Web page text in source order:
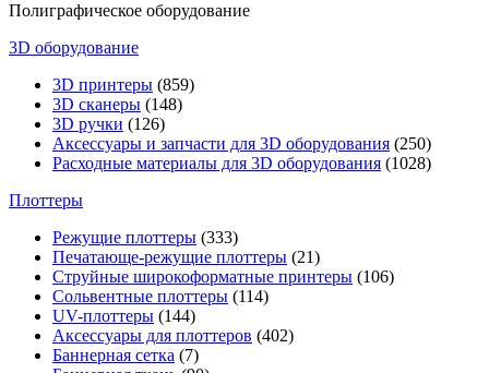
Полиграфическое оборудование
3D оборудование
3D принтеры (859)
3D сканеры (148)
3D ручки (126)
Аксессуары и запчасти для 3D оборудования (250)
Расходные материалы для 3D оборудования (1028)
Плоттеры
Режущие плоттеры (333)
Печатающе-режущие плоттеры (21)
Струйные широкоформатные принтеры (106)
Сольвентные плоттеры (114)
UV-плоттеры (144)
Аксессуары для плоттеров (402)
Баннерная сетка (7)